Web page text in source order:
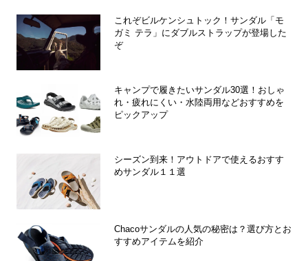
これぞビルケンシュトック！サンダル「モ
ガミ テラ」にダブルストラップが登場した
ぞ
キャンプで履きたいサンダル30選！おしゃ
れ・疲れにくい・水陸両用などおすすめを
ピックアップ
シーズン到来！アウトドアで使えるおすす
めサンダル１１選
Chacoサンダルの人気の秘密は？選び方とお
すすめアイテムを紹介